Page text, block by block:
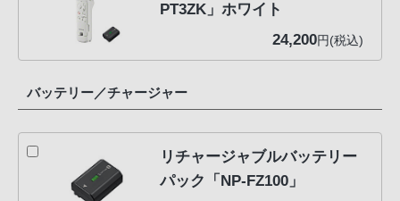
PT3ZK」ホワイト
24,200円(税込)
バッテリー／チャージャー
リチャージャブルバッテリー
パック「NP-FZ100」